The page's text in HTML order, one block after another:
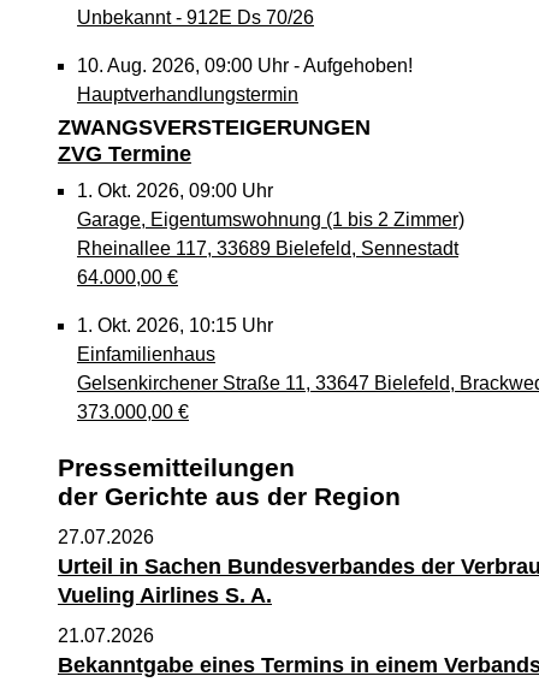
Unbekannt - 912E Ds 70/26
10. Aug. 2026, 09:00 Uhr -Aufgehoben!
Hauptverhandlungstermin
Verfahren vor dem Straf- oder Jugendrichter - Ds 30/26
BeurkT
Nachlasssachen - VI 184/26
Nicht öffentlich
Verpflichtung des Betreuers
Betreuungsverfahren - XVII 567/26
Nicht öffentlich
BeurkT
Nachlasssachen - VI 98/26
Nicht öffentlich
10. Aug. 2026, 09:30 Uhr
Fortsetzungstermin
Unbekannt - 823E Ds 100/26
10. Aug. 2026, 09:30 Uhr
ZWANGSVERSTEIGERUNGEN
ZVG Termine
1. Okt. 2026, 09:00 Uhr
Garage, Eigentumswohnung (1 bis 2 Zimmer)
Rheinallee 117, 33689 Bielefeld, Sennestadt
64.000,00 €
1. Okt. 2026, 10:15 Uhr
Einfamilienhaus
Gelsenkirchener Straße 11, 33647 Bielefeld,
373.000,00 €
8. Okt. 2026, 09:00 Uhr
Kfz-Stellplatz, Eigentumswohnung (ab 5 Zimmer)
285.000,00 €
8. Okt. 2026, 10:15 Uhr
Eigentumswohnung (1 bis 2 Zimmer)
Lohmannsweg 92, 33659 Bielefeld, Senne
158.000,00 €
Pressemitteilungen
der Gerichte aus der Region
27.07.2026
Urteil in Sachen Bundesverbandes der
Vueling Airlines S. A.
21.07.2026
Bekanntgabe eines Termins in einem